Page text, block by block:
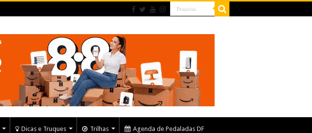
Dicas e Truques Trilhas Agenda de Pedaladas DF